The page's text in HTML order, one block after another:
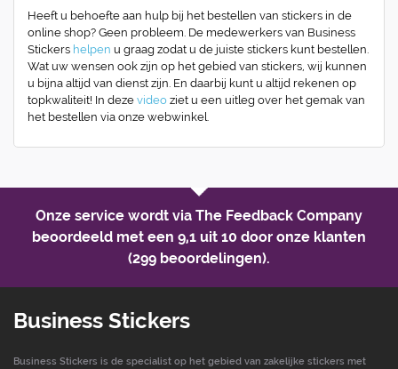
Heeft u behoefte aan hulp bij het bestellen van stickers in de
online shop? Geen probleem. De medewerkers van Business
Stickers helpen u graag zodat u de juiste stickers kunt bestellen.
Wat uw wensen ook zijn op het gebied van stickers, wij kunnen
u bijna altijd van dienst zijn. En daarbij kunt u altijd rekenen op
topkwaliteit! In deze video ziet u een uitleg over het gemak van
het bestellen via onze webwinkel.
Onze service wordt via The Feedback Company
beoordeeld met een 9,1 uit 10 door onze klanten
(299 beoordelingen).
Business Stickers
Business Stickers is de specialist op het gebied van zakelijke stickers met